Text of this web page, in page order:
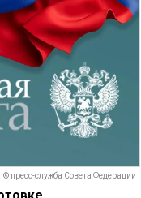
© пресс-служба Совета Федерации